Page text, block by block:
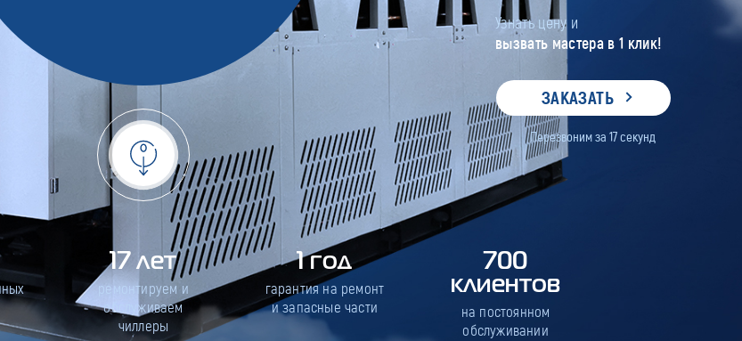
Узнать цену и
вызвать мастера в 1 клик!
ЗАКАЗАТЬ
Перезвоним за 17секунд
17 лет
ремонтируем и
обслуживаем
чиллеры
1 год
гарантия на ремонт
и запасные части
700
клиентов
на постоянном
обслуживании